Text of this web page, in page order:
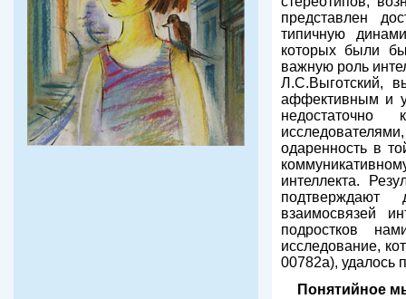
представлен
типичную
которых были
важную роль
Л.С.Выготский,
аффективным и
недостаточно
одаренность в
интеллекта.
подтверждают
взаимосвязей
подростков
исследование,
00782а), удалось
Понятийное